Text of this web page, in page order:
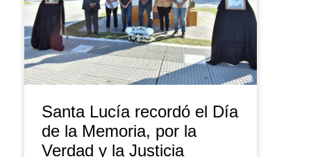
Santa Lucía recordó el Día
de la Memoria, por la
Verdad y la Justicia